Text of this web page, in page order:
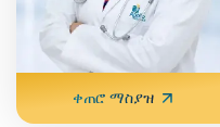
ቀጠሮ ማስያዝ